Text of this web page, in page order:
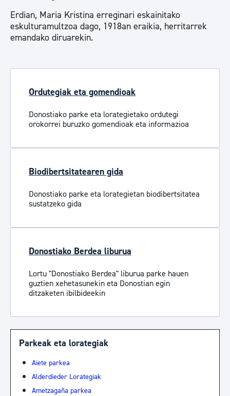
Erdian, Maria Kristina erreginari eskainitako
eskulturamultzoa dago, 1918an eraikia, herritarrek
emandako diruarekin.
Ordutegiak eta gomendioak
Donostiako parke eta lorategietako ordutegi
orokorrei buruzko gomendioak eta informazioa
Biodibertsitatearen gida
Donostiako parke eta lorategietan biodibertsitatea
sustatzeko gida
Donostiako Berdea liburua
Lortu "Donostiako Berdea" liburua parke hauen
guztien xehetasunekin eta Donostian egin
ditzaketen ibilbideekin
Parkeak eta lorategiak
Aiete parkea
Alderdieder Lorategiak
Ametzagaña parkea